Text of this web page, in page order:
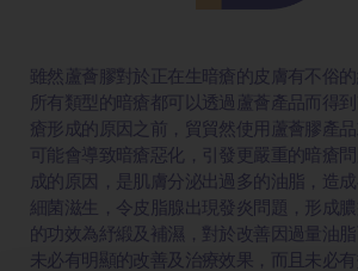
雖然蘆薈膠對於正在生暗瘡的皮膚有不俗的
所有類型的暗瘡都可以透過蘆薈產品而得
瘡形成的原因之前，貿貿然使用蘆薈膠產
可能會導致暗瘡惡化，引發更嚴重的暗瘡問
成的原因，是肌膚分泌出過多的油脂，造
細菌滋生，令皮脂腺出現發炎問題，形成
的功效為紓緞及補濕，對於改善因過量油
未必有明顯的改善及治療效果，而且未必有